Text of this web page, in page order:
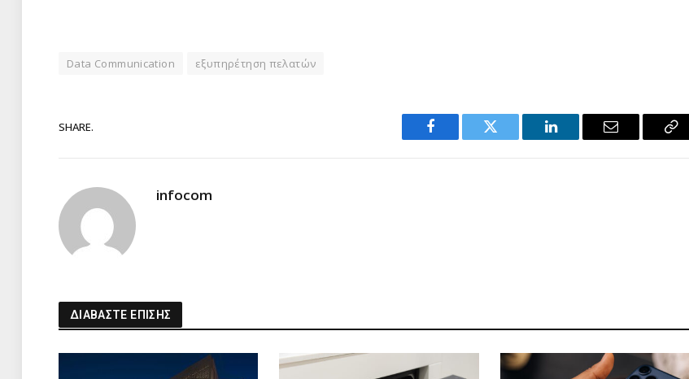
Data Communication εξυπηρέτηση πελατών
SHARE.
Facebook Twitter LinkedIn Email
infocom
ΔΙΑΒΑΣΤΕ ΕΠΙΣΗΣ